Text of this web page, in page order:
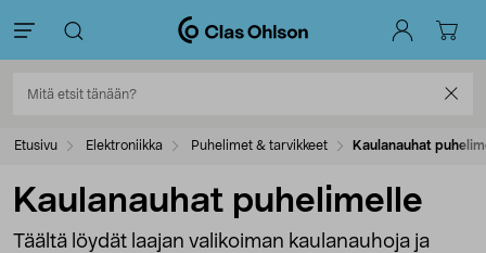
Etusivu Elektroniikka Puhelimet & tarvikkeet Kaulanauhat
Kaulanauhat puhelimelle
Täältä löydät laajan valikoiman kaulanauhoja ja